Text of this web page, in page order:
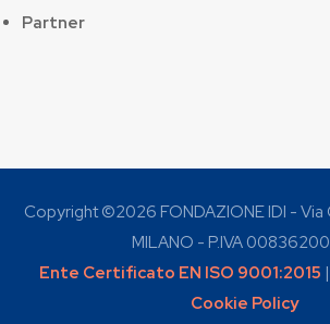
Partner
Copyright ©2026 FONDAZIONE IDI - Via
MILANO - P.IVA
Ente Certificato EN ISO 9001:2015 |
Cookie Policy